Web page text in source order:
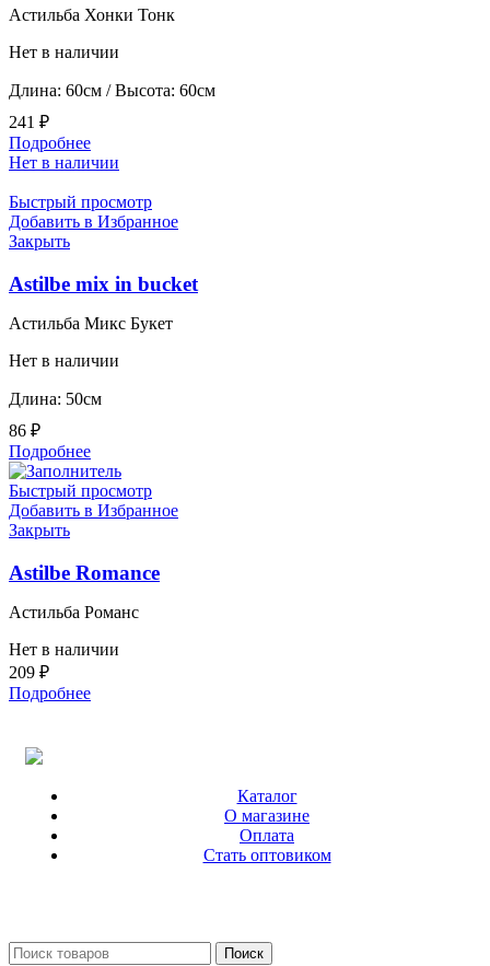
Астильба Хонки Тонк
Нет в наличии
Длина: 60см / Высота: 60см
241 ₽
Подробнее
Нет в наличии
Быстрый просмотр
Добавить в Избранное
Закрыть
Astilbe mix in bucket
Астильба Микс Букет
Нет в наличии
Длина: 50см
86 ₽
Подробнее
Быстрый просмотр
Добавить в Избранное
Закрыть
Astilbe Romance
Астильба Романс
Нет в наличии
209 ₽
Подробнее
Каталог
О магазине
Оплата
Стать оптовиком
Поиск